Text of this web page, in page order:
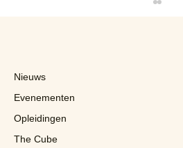
Nieuws
Evenementen
Opleidingen
The Cube